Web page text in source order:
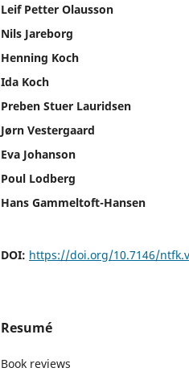
Leif Petter Olausson
Nils Jareborg
Henning Koch
Ida Koch
Preben Stuer Lauridsen
Jørn Vestergaard
Eva Johanson
Poul Lodberg
Hans Gammeltoft-Hansen
DOI: https://doi.org/10.7146/
Resumé
Book reviews